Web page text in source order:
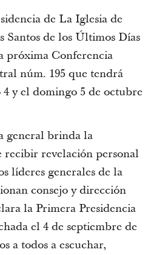
de La Iglesia de
Santos de los Últimos Días
próxima Conferencia
núm. 195 que tendrá
y el domingo 5 de octubre
general brinda la
revelación personal
líderes generales de la
consejo y dirección
la Primera Presidencia
el 4 de septiembre de
a todos a escuchar,